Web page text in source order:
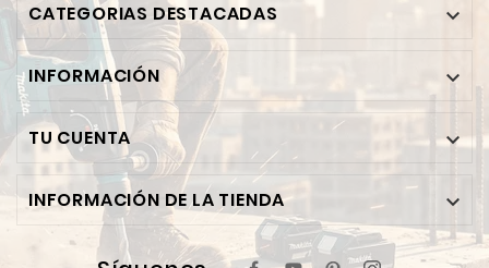
CATEGORIAS DESTACADAS 
INFORMACIÓN 
TU CUENTA 
INFORMACIÓN DE LA TIENDA 